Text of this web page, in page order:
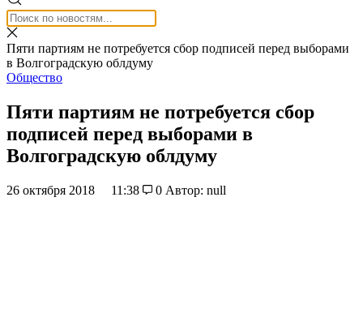
Пяти партиям не потребуется сбор подписей перед выборами
в Волгоградскую облдуму
Общество
Пяти партиям не потребуется сбор
подписей перед выборами в
Волгоградскую облдуму
26 октября 2018 11:38 0 Автор: null